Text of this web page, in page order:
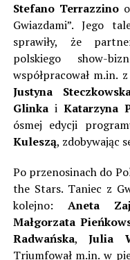
Stefano Terrazzino
Gwiazdami”. Jego
sprawiły, że
polskiego show-
współpracował m.in.
Justyna
Glinkai Katarzyna
ósmej edycji
Kuleszą, zdobywając
Po przenosinach do
the Stars. Taniec z
kolejno: Aneta
Małgorzata
Radwańska,Julia
Triumfował m.in. w